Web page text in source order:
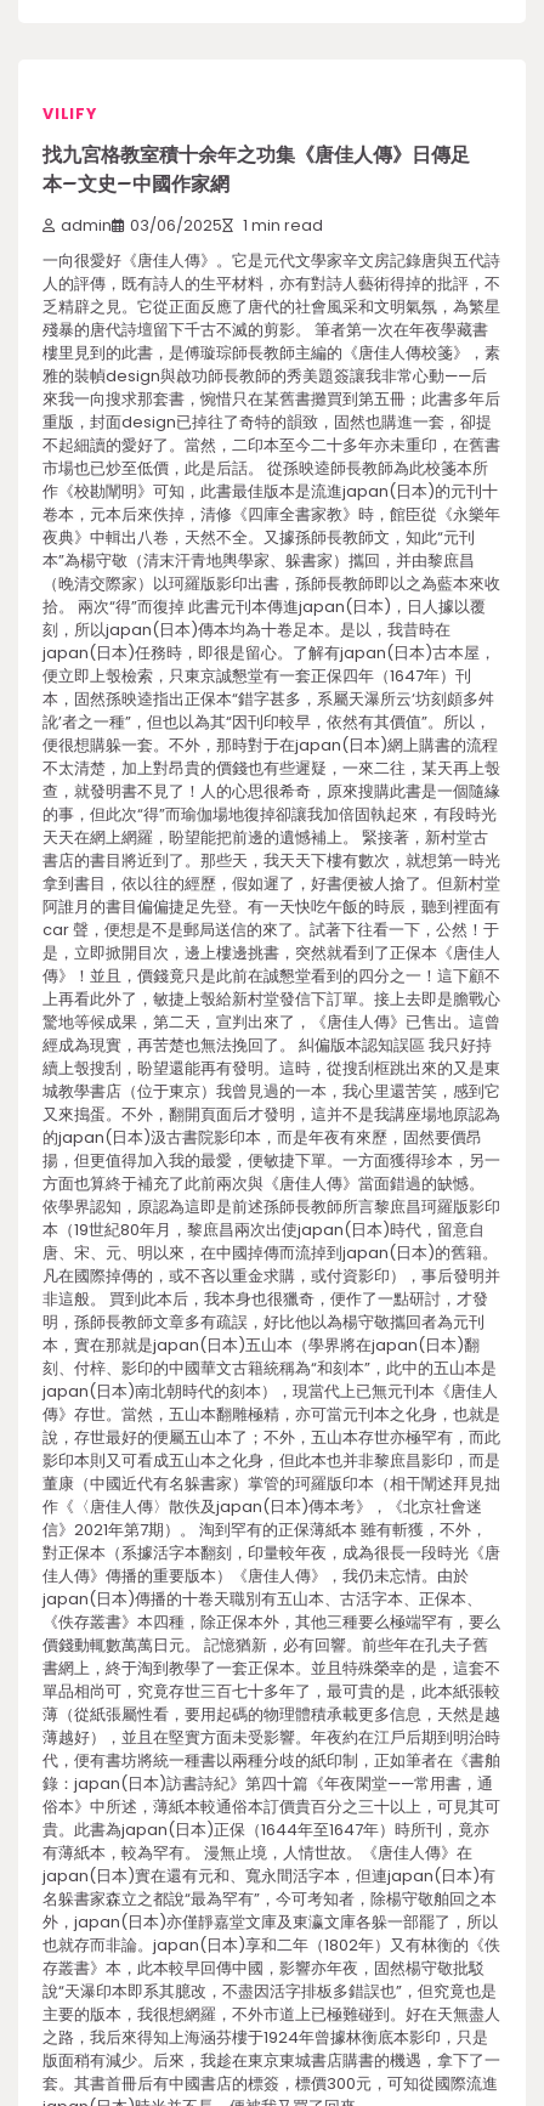
VILIFY
找九宮格教室積十余年之功集《唐佳人傳》日傳足
本–文史–中國作家網
admin 03/06/2025 1 min read
一向很愛好《唐佳人傳》。它是元代文學家辛文房記錄唐與五代詩
人的評傳，既有詩人的生平材料，亦有對詩人藝術得掉的批評，不
乏精辟之見。它從正面反應了唐代的社會風采和文明氣氛，為繁星
殘暴的唐代詩壇留下千古不滅的剪影。 筆者第一次在年夜學藏書
樓里見到的此書，是傅璇琮師長教師主編的《唐佳人傳校箋》，素
雅的裝幀design與啟功師長教師的秀美題簽讓我非常心動——后
來我一向搜求那套書，惋惜只在某舊書攤買到第五冊；此書多年后
重版，封面design已掉往了奇特的韻致，固然也購進一套，卻提
不起細讀的愛好了。當然，二印本至今二十多年亦未重印，在舊書
市場也已炒至低價，此是后話。 從孫映逵師長教師為此校箋本所
作《校勘闡明》可知，此書最佳版本是流進japan(日本)的元刊十
卷本，元本后來佚掉，清修《四庫全書家教》時，館臣從《永樂年
夜典》中輯出八卷，天然不全。又據孫師長教師文，知此“元刊
本”為楊守敬（清末汗青地輿學家、躲書家）攜回，并由黎庶昌
（晚清交際家）以珂羅版影印出書，孫師長教師即以之為藍本來收
拾。 兩次“得”而復掉 此書元刊本傳進japan(日本)，日人據以覆
刻，所以japan(日本)傳本均為十卷足本。是以，我昔時在
japan(日本)任務時，即很是留心。了解有japan(日本)古本屋，
便立即上彀檢索，只東京誠懇堂有一套正保四年（1647年）刊
本，固然孫映逵指出正保本“錯字甚多，系屬天瀑所云‘坊刻頗多舛
訛’者之一種”，但也以為其“因刊印較早，依然有其價值”。所以，
便很想購躲一套。不外，那時對于在japan(日本)網上購書的流程
不太清楚，加上對昂貴的價錢也有些遲疑，一來二往，某天再上彀
查，就發明書不見了！人的心思很希奇，原來搜購此書是一個隨緣
的事，但此次“得”而瑜伽場地復掉卻讓我加倍固執起來，有段時光
天天在網上網羅，盼望能把前邊的遺憾補上。 緊接著，新村堂古
書店的書目將近到了。那些天，我天天下樓有數次，就想第一時光
拿到書目，依以往的經歷，假如遲了，好書便被人搶了。但新村堂
阿誰月的書目偏偏捷足先登。有一天快吃午飯的時辰，聽到裡面有
car 聲，便想是不是郵局送信的來了。試著下往看一下，公然！于
是，立即掀開目次，邊上樓邊挑書，突然就看到了正保本《唐佳人
傳》！並且，價錢竟只是此前在誠懇堂看到的四分之一！這下顧不
上再看此外了，敏捷上彀給新村堂發信下訂單。接上去即是膽戰心
驚地等候成果，第二天，宣判出來了，《唐佳人傳》已售出。這曾
經成為現實，再苦楚也無法挽回了。 糾偏版本認知誤區 我只好持
續上彀搜刮，盼望還能再有發明。這時，從搜刮框跳出來的又是東
城教學書店（位于東京）我曾見過的一本，我心里還苦笑，感到它
又來搗蛋。不外，翻開頁面后才發明，這并不是我講座場地原認為
的japan(日本)汲古書院影印本，而是年夜有來歷，固然要價昂
揚，但更值得加入我的最愛，便敏捷下單。一方面獲得珍本，另一
方面也算終于補充了此前兩次與《唐佳人傳》當面錯過的缺憾。
依學界認知，原認為這即是前述孫師長教師所言黎庶昌珂羅版影印
本（19世紀80年月，黎庶昌兩次出使japan(日本)時代，留意自
唐、宋、元、明以來，在中國掉傳而流掉到japan(日本)的舊籍。
凡在國際掉傳的，或不吝以重金求購，或付資影印），事后發明并
非這般。 買到此本后，我本身也很獵奇，便作了一點研討，才發
明，孫師長教師文章多有疏誤，好比他以為楊守敬攜回者為元刊
本，實在那就是japan(日本)五山本（學界將在japan(日本)翻
刻、付梓、影印的中國華文古籍統稱為“和刻本”，此中的五山本是
japan(日本)南北朝時代的刻本），現當代上已無元刊本《唐佳人
傳》存世。當然，五山本翻雕極精，亦可當元刊本之化身，也就是
說，存世最好的便屬五山本了；不外，五山本存世亦極罕有，而此
影印本則又可看成五山本之化身，但此本也并非黎庶昌影印，而是
董康（中國近代有名躲書家）掌管的珂羅版印本（相干闡述拜見拙
作《〈唐佳人傳〉散佚及japan(日本)傳本考》，《北京社會迷
信》2021年第7期）。 淘到罕有的正保薄紙本 雖有斬獲，不外，
對正保本（系據活字本翻刻，印量較年夜，成為很長一段時光《唐
佳人傳》傳播的重要版本）《唐佳人傳》，我仍未忘情。由於
japan(日本)傳播的十卷天職別有五山本、古活字本、正保本、
《佚存叢書》本四種，除正保本外，其他三種要么極端罕有，要么
價錢動輒數萬萬日元。 記憶猶新，必有回響。前些年在孔夫子舊
書網上，終于淘到教學了一套正保本。並且特殊榮幸的是，這套不
單品相尚可，究竟存世三百七十多年了，最可貴的是，此本紙張較
薄（從紙張屬性看，要用起碼的物理體積承載更多信息，天然是越
薄越好），並且在堅實方面未受影響。年夜約在江戶后期到明治時
代，便有書坊將統一種書以兩種分歧的紙印制，正如筆者在《書舶
錄：japan(日本)訪書詩紀》第四十篇《年夜閑堂——常用書，通
俗本》中所述，薄紙本較通俗本訂價貴百分之三十以上，可見其可
貴。此書為japan(日本)正保（1644年至1647年）時所刊，竟亦
有薄紙本，較為罕有。 漫無止境，人情世故。《唐佳人傳》在
japan(日本)實在還有元和、寬永間活字本，但連japan(日本)有
名躲書家森立之都說“最為罕有”，今可考知者，除楊守敬舶回之本
外，japan(日本)亦僅靜嘉堂文庫及東瀛文庫各躲一部罷了，所以
也就存而非論。japan(日本)享和二年（1802年）又有林衡的《佚
存叢書》本，此本較早回傳中國，影響亦年夜，固然楊守敬批駁
說“天瀑印本即系其臆改，不盡因活字排板多錯誤也”，但究竟也是
主要的版本，我很想網羅，不外市道上已極難碰到。好在天無盡人
之路，我后來得知上海涵芬樓于1924年曾據林衡底本影印，只是
版面稍有減少。后來，我趁在東京東城書店購書的機遇，拿下了一
套。其書首冊后有中國書店的標簽，標價300元，可知從國際流進